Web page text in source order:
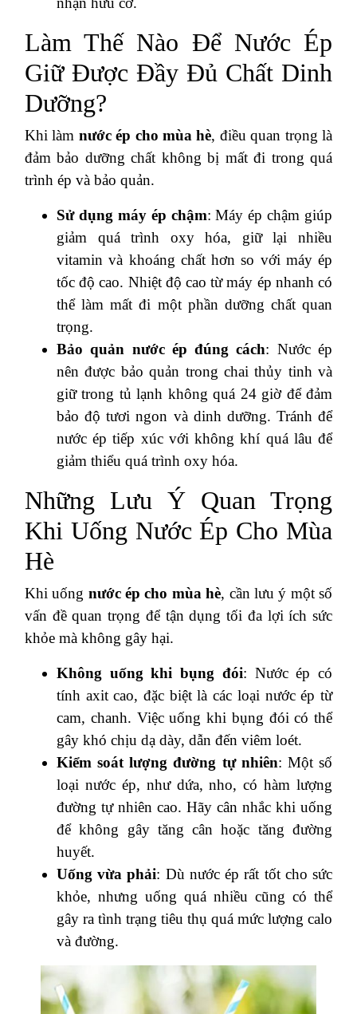
Làm Thế Nào Để Nước Ép
Giữ Được Đầy Đủ Chất Dinh
Dưỡng?
Khi làm nước ép cho mùa hè, điều quan trọng là
đảm bảo dưỡng chất không bị mất đi trong quá
trình ép và bảo quản.
Sử dụng máy ép chậm: Máy ép chậm giúp
giảm quá trình oxy hóa, giữ lại nhiều
vitamin và khoáng chất hơn so với máy ép
tốc độ cao. Nhiệt độ cao từ máy ép nhanh có
thể làm mất đi một phần dưỡng chất quan
trọng.
Bảo quản nước ép đúng cách: Nước ép
nên được bảo quản trong chai thủy tinh và
giữ trong tủ lạnh không quá 24 giờ để đảm
bảo độ tươi ngon và dinh dưỡng. Tránh để
nước ép tiếp xúc với không khí quá lâu để
giảm thiểu quá trình oxy hóa.
Những Lưu Ý Quan Trọng
Khi Uống Nước Ép Cho Mùa
Hè
Khi uống nước ép cho mùa hè, cần lưu ý một số
vấn đề quan trọng để tận dụng tối đa lợi ích sức
khỏe mà không gây hại.
Không uống khi bụng đói: Nước ép có
tính axit cao, đặc biệt là các loại nước ép từ
cam, chanh. Việc uống khi bụng đói có thể
gây khó chịu dạ dày, dẫn đến viêm loét.
Kiểm soát lượng đường tự nhiên: Một số
loại nước ép, như dứa, nho, có hàm lượng
đường tự nhiên cao. Hãy cân nhắc khi uống
để không gây tăng cân hoặc tăng đường
huyết.
Uống vừa phải: Dù nước ép rất tốt cho sức
khỏe, nhưng uống quá nhiều cũng có thể
gây ra tình trạng tiêu thụ quá mức lượng calo
và đường.